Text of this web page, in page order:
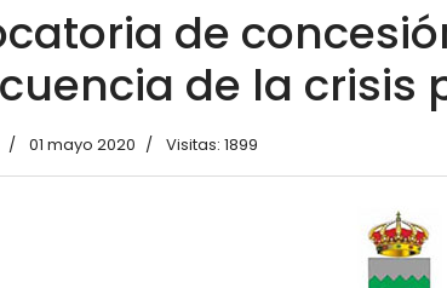
de
de la crisis
01 mayo 2020 Visitas: 1899